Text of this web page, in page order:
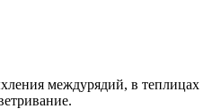
междурядий, в теплицах